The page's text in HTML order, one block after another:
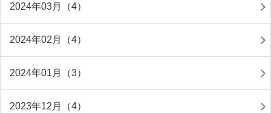
2024年03月（4）
2024年02月（4）
2024年01月（3）
2023年12月（4）